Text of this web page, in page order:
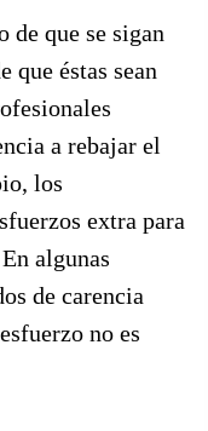
de que se sigan
que éstas sean
a rebajar el
los
extra para
algunas
de carencia
no es